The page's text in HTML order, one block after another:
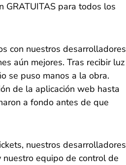
GRATUITAS para todos los
con nuestros desarrolladores
aún mejores. Tras recibir luz
se puso manos a la obra.
de la aplicación web hasta
a fondo antes de que
nuestros desarrolladores
equipo de control de